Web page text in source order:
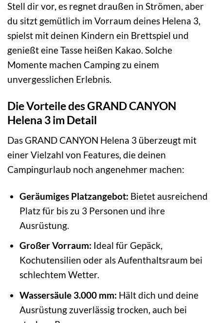
Stell dir vor, es regnet draußen in Strömen, aber
du sitzt gemütlich im Vorraum deines Helena 3,
spielst mit deinen Kindern ein Brettspiel und
genießt eine Tasse heißen Kakao. Solche
Momente machen Camping zu einem
unvergesslichen Erlebnis.
Die Vorteile des GRAND CANYON
Helena 3 im Detail
Das GRAND CANYON Helena 3 überzeugt mit
einer Vielzahl von Features, die deinen
Campingurlaub noch angenehmer machen:
Geräumiges Platzangebot: Bietet ausreichend
Platz für bis zu 3 Personen und ihre
Ausrüstung.
Großer Vorraum: Ideal für Gepäck,
Kochutensilien oder als Aufenthaltsraum bei
schlechtem Wetter.
Wassersäule 3.000 mm: Hält dich und deine
Ausrüstung zuverlässig trocken, auch bei